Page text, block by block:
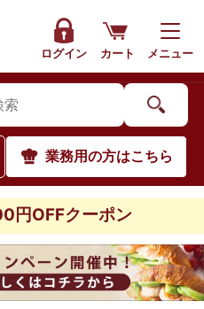
ログイン カート メニュー
業務用の方はこちら
円OFFクーポン